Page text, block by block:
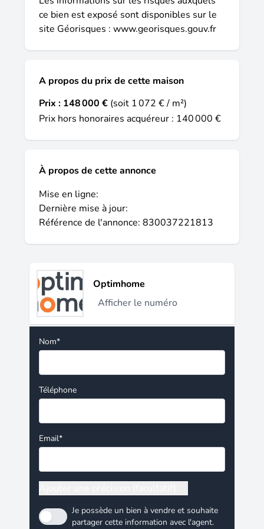
Limitée, Agent commercial OptimHome
(RSAC N°837 476 357 Greffe de EVREUX)
06 26 90 41 44 (réf. 610673 ).
ce bien est exposé sont disponibles sur le
site Géorisques : www.georisques.gouv.fr
A propos du prix de cette maison
Prix : 148 000 € (soit 1 072 € / m²)
Prix hors honoraires acquéreur : 140 000 €
À propos de cette annonce
Mise en ligne:
Dernière mise à jour:
Référence de l'annonce: 830037221813
Optimhome
Afficher le numéro
Nom*
Téléphone
Email*
Je possède un bien à vendre et souhaite
partager cette information avec l'agent.